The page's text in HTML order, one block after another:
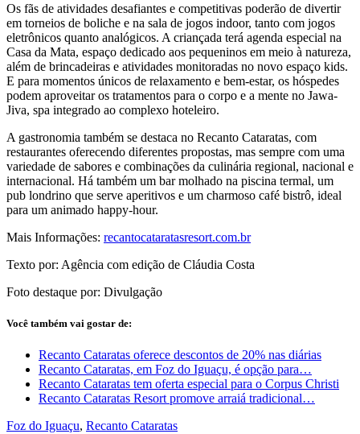
Os fãs de atividades desafiantes e competitivas poderão de divertir
em torneios de boliche e na sala de jogos indoor, tanto com jogos
eletrônicos quanto analógicos. A criançada terá agenda especial na
Casa da Mata, espaço dedicado aos pequeninos em meio à natureza,
além de brincadeiras e atividades monitoradas no novo espaço kids.
E para momentos únicos de relaxamento e bem-estar, os hóspedes
podem aproveitar os tratamentos para o corpo e a mente no Jawa-
Jiva, spa integrado ao complexo hoteleiro.
A gastronomia também se destaca no Recanto Cataratas, com
restaurantes oferecendo diferentes propostas, mas sempre com uma
variedade de sabores e combinações da culinária regional, nacional e
internacional. Há também um bar molhado na piscina termal, um
pub londrino que serve aperitivos e um charmoso café bistrô, ideal
para um animado happy-hour.
Mais Informações: recantocataratasresort.com.br
Texto por: Agência com edição de Cláudia Costa
Foto destaque por: Divulgação
Você também vai gostar de:
Recanto Cataratas oferece descontos de 20% nas diárias
Recanto Cataratas, em Foz do Iguaçu, é opção para…
Recanto Cataratas tem oferta especial para o Corpus Christi
Recanto Cataratas Resort promove arraiá tradicional…
Foz do Iguaçu, Recanto Cataratas